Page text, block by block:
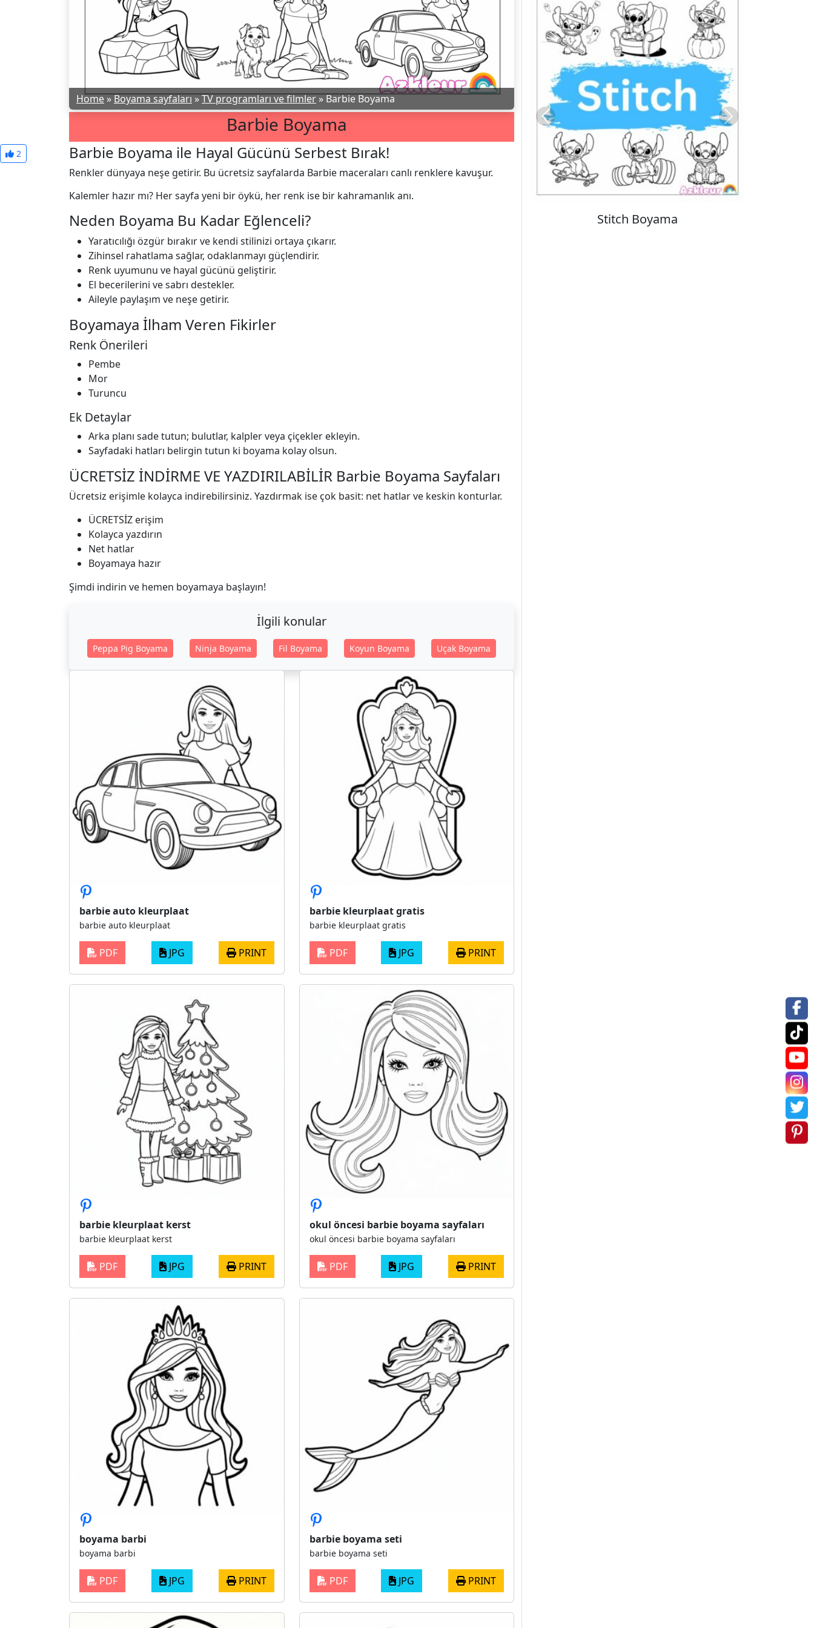
Home»Boyama sayfaları»TV programları ve filmler»Barbie Boyama
Barbie Boyama
2 Barbie Boyama ile Hayal Gücünü Serbest Bırak!
Renkler dünyaya neşe getirir. Bu ücretsiz sayfalarda Barbie maceraları canlı renklere kavuşur.
Kalemler hazır mı? Her sayfa yeni bir öykü, her renk ise bir kahramanlık anı.
Neden Boyama Bu Kadar Eğlenceli?
Yaratıcılığı özgür bırakır ve kendi stilinizi ortaya çıkarır.
Zihinsel rahatlama sağlar, odaklanmayı güçlendirir.
Renk uyumunu ve hayal gücünü geliştirir.
El becerilerini ve sabrı destekler.
Aileyle paylaşım ve neşe getirir.
Boyamaya İlham Veren Fikirler
Renk Önerileri
Pembe
Mor
Turuncu
Ek Detaylar
Arka planı sade tutun; bulutlar, kalpler veya çiçekler ekleyin.
Sayfadaki hatları belirgin tutun ki boyama kolay olsun.
ÜCRETSİZ İNDİRME VE YAZDIRILABİLİR Barbie Boyama Sayfaları
Ücretsiz erişimle kolayca indirebilirsiniz. Yazdırmak ise çok basit: net hatlar ve keskin konturlar.
ÜCRETSİZ erişim
Kolayca yazdırın
Net hatlar
Boyamaya hazır
Şimdi indirin ve hemen boyamaya başlayın!
İlgili konular
Peppa Pig Boyama Ninja Boyama Fil Boyama Koyun Boyama Uçak Boyama
barbie auto kleurplaat
barbie auto kleurplaat
PDF JPG PRINT
barbie kleurplaat gratis
barbie kleurplaat gratis
PDF JPG PRINT
barbie kleurplaat kerst
barbie kleurplaat kerst
PDF JPG PRINT
okul öncesi barbie boyama sayfaları
okul öncesi barbie boyama sayfaları
PDF JPG PRINT
boyama barbi
boyama barbi
PDF JPG PRINT
barbie boyama seti
barbie boyama seti
PDF JPG PRINT
Cinnamoroll Boyama
Previous Next